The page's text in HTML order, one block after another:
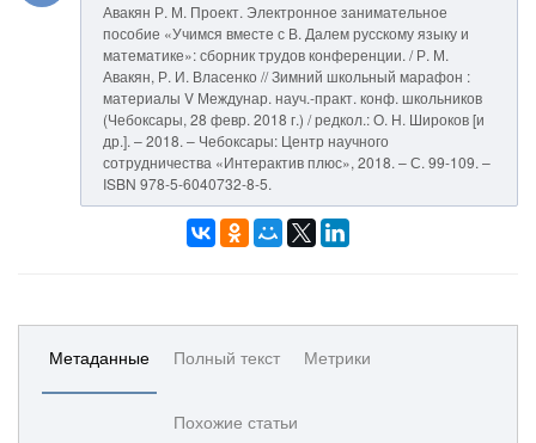
Авакян Р. М. Проект. Электронное занимательное
пособие «Учимся вместе с В. Далем русскому языку и
математике»: сборник трудов конференции. / Р. М.
Авакян, Р. И. Власенко // Зимний школьный марафон :
материалы V Междунар. науч.-практ. конф. школьников
(Чебоксары, 28 февр. 2018 г.) / редкол.: О. Н. Широков [и
др.]. – 2018. – Чебоксары: Центр научного
сотрудничества «Интерактив плюс», 2018. – С. 99-109. –
ISBN 978-5-6040732-8-5.
Метаданные Полный текст Метрики
Похожие статьи